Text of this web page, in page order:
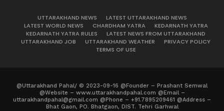
UTTARAKHAND NEWS
LATEST UTTARAKHAND NEWS
LATEST WORLD NEWS
CHARDHAM YATRA
KEDARNATH YATRA
KEDARNATH YATRA RULES
LATEST NEWS FROM UTTARAKHAND
UTTARAKHAND JOB
UTTARAKHAND WEATHER
PRIVACY POLICY
TERMS OF USE
@Uttarakhand Pahal/ © 2023-09-16 @Founder – Prashant Semwal
@Website – www.uttarakhandpahal.com @Email –
uttarakhandpahal@gmail.com @Phone – +91.7895209461 @Address –
Bhat Gaon, PO. Bhatgaon, DIST. Tehri Garhwal